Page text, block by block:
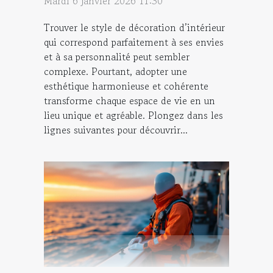
Trouver le style de décoration d’intérieur
qui correspond parfaitement à ses envies
et à sa personnalité peut sembler
complexe. Pourtant, adopter une
esthétique harmonieuse et cohérente
transforme chaque espace de vie en un
lieu unique et agréable. Plongez dans les
lignes suivantes pour découvrir...